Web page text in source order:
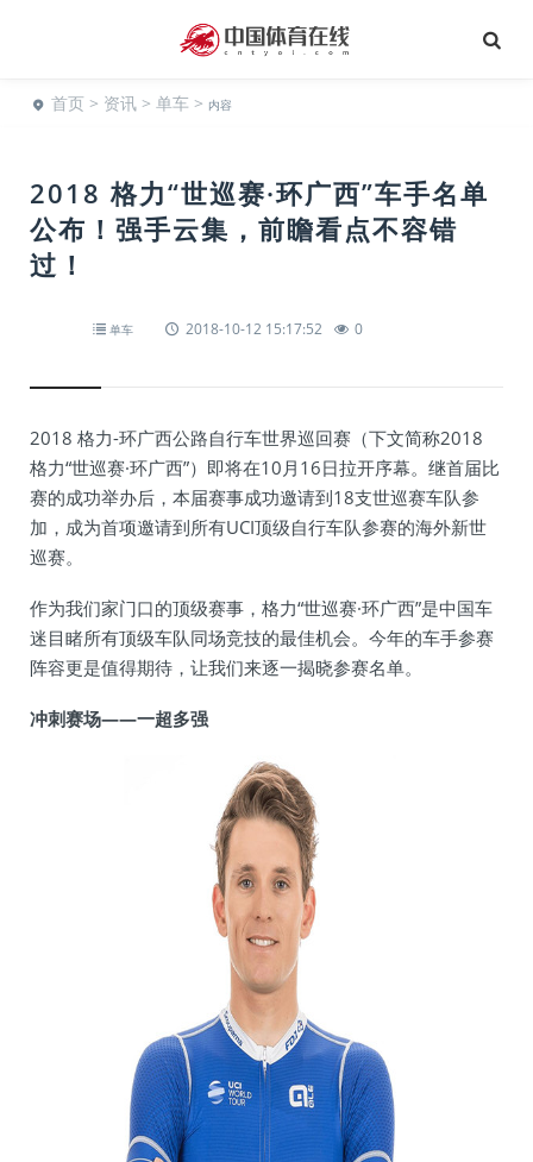
首页 > 资讯 > 单车 > 内容
2018 格力“世巡赛·环广西”车手名单
公布！强手云集，前瞻看点不容错
过！
单车 2018-10-12 15:17:52 0
2018 格力-环广西公路自行车世界巡回赛（下文简称2018
格力“世巡赛·环广西”）即将在10月16日拉开序幕。继首届比
赛的成功举办后，本届赛事成功邀请到18支世巡赛车队参
加，成为首项邀请到所有UCI顶级自行车队参赛的海外新世
巡赛。
作为我们家门口的顶级赛事，格力“世巡赛·环广西”是中国车
迷目睹所有顶级车队同场竞技的最佳机会。今年的车手参赛
阵容更是值得期待，让我们来逐一揭晓参赛名单。
冲刺赛场——一超多强